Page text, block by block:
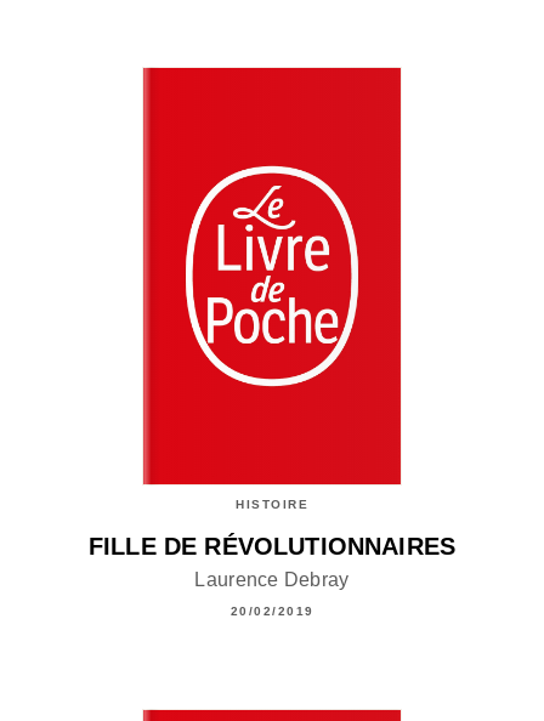
HISTOIRE
FILLE DE RÉVOLUTIONNAIRES
Laurence Debray
20/02/2019